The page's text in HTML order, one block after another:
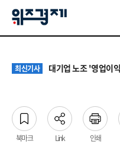
최신기사 대기업 노조 '영업이익 성과
최신기사 [증시다트] 대우건설 ‘깜짝
최신기사 원·하청 교섭 갈등에 안전
북마크 Link 인쇄